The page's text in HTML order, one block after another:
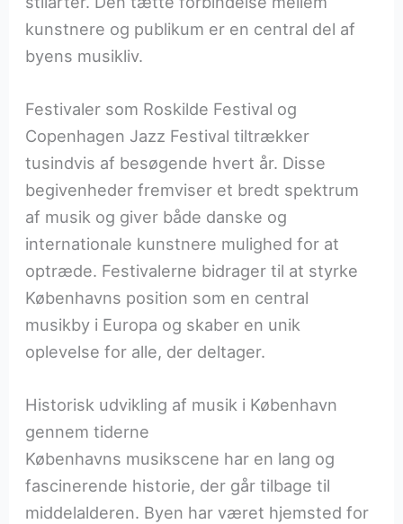
kunstnere og publikum er en central del af
byens musikliv.
Festivaler som Roskilde Festival og
Copenhagen Jazz Festival tiltrækker
tusindvis af besøgende hvert år. Disse
begivenheder fremviser et bredt spektrum
af musik og giver både danske og
internationale kunstnere mulighed for at
optræde. Festivalerne bidrager til at styrke
Københavns position som en central
musikby i Europa og skaber en unik
oplevelse for alle, der deltager.
Historisk udvikling af musik i København
gennem tiderne
Københavns musikscene har en lang og
fascinerende historie, der går tilbage til
middelalderen. Byen har været hjemsted for